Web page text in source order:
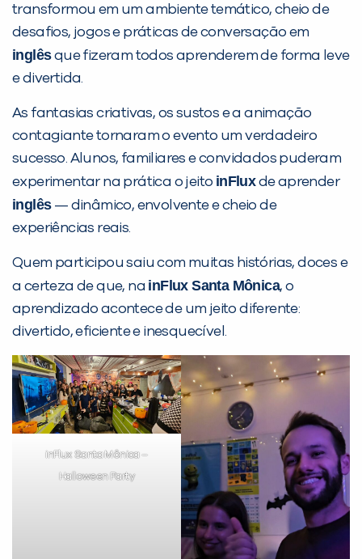
transformou em um ambiente temático, cheio de
desafios, jogos e práticas de conversação em
inglêsque fizeram todos aprenderem de forma leve
e divertida.
As fantasias criativas, os sustos e a animação
contagiante tornaram o evento um verdadeiro
sucesso. Alunos, familiares e convidados puderam
experimentar na prática o jeito inFluxde aprender
inglês— dinâmico, envolvente e cheio de
experiências reais.
Quem participou saiu com muitas histórias, doces e
a certeza de que, na inFlux Santa Mônica, o
aprendizado acontece de um jeito diferente:
divertido, eficiente e inesquecível.
inFlux Santa Mônica –
Halloween Party
PEÇA UMA DEMONSTRAÇÃO DE MÉTODO
Desculpe!
Não encontramos nenhuma unidade
inFlux nesta cidade ou bairro que
você digitou.
Preencha com seus dados abaixo e
já vamos te colocar em contato
com a